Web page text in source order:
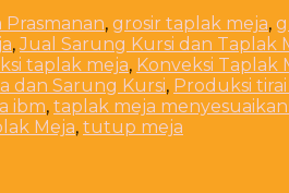
Prasmanan, grosir taplak meja,
,Jual Sarung Kursi dan Taplak
taplak meja, Konveksi Taplak
dan Sarung Kursi, Produksi
ibm, taplak meja
Meja, tutup meja